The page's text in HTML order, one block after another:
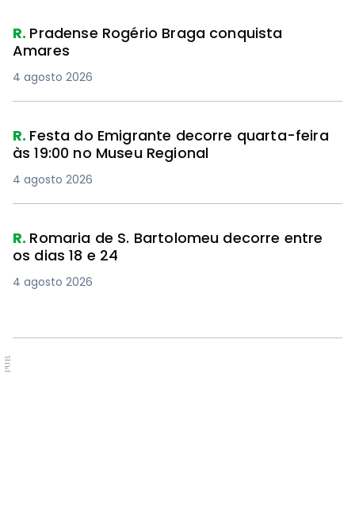
R. Pradense Rogério Braga conquista
Amares
4 agosto 2026
R. Festa do Emigrante decorre quarta-feira
às 19:00 no Museu Regional
4 agosto 2026
R. Romaria de S. Bartolomeu decorre entre
os dias 18 e 24
4 agosto 2026
PUB.